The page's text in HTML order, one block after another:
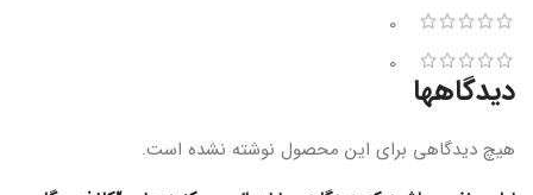
0
0
دیدگاهها
هیچ دیدگاهی برای این محصول نوشته نشده است.